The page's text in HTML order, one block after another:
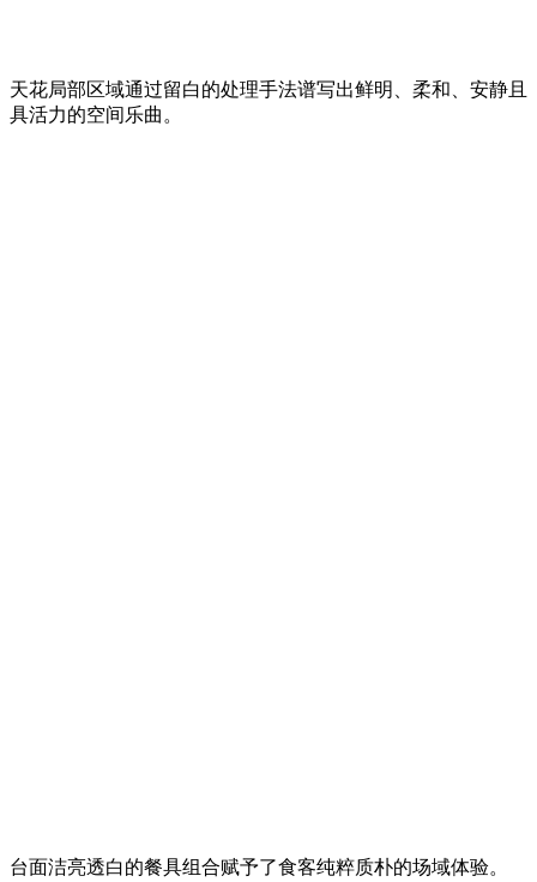
天花局部区域通过留白的处理手法谱写出鲜明、柔和、安静且
具活力的空间乐曲。
台面洁亮透白的餐具组合赋予了食客纯粹质朴的场域体验。